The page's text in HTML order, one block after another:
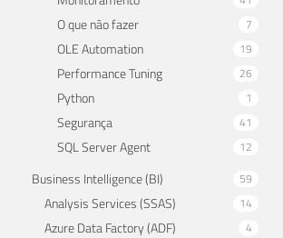
O que não fazer 7
OLE Automation 19
Performance Tuning 26
Python 1
Segurança 41
SQL Server Agent 12
Business Intelligence (BI) 59
Analysis Services (SSAS) 14
Azure Data Factory (ADF) 4